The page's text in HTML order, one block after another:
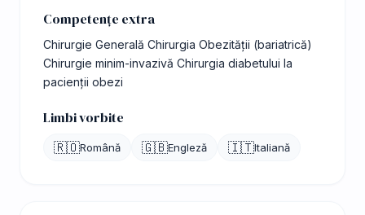
Competențe extra
Chirurgie Generală Chirurgia Obezității (bariatrică)
Chirurgie minim-invazivă Chirurgia diabetului la
pacienții obezi
Limbi vorbite
🇷🇴Română 🇬🇧Engleză 🇮🇹Italiană